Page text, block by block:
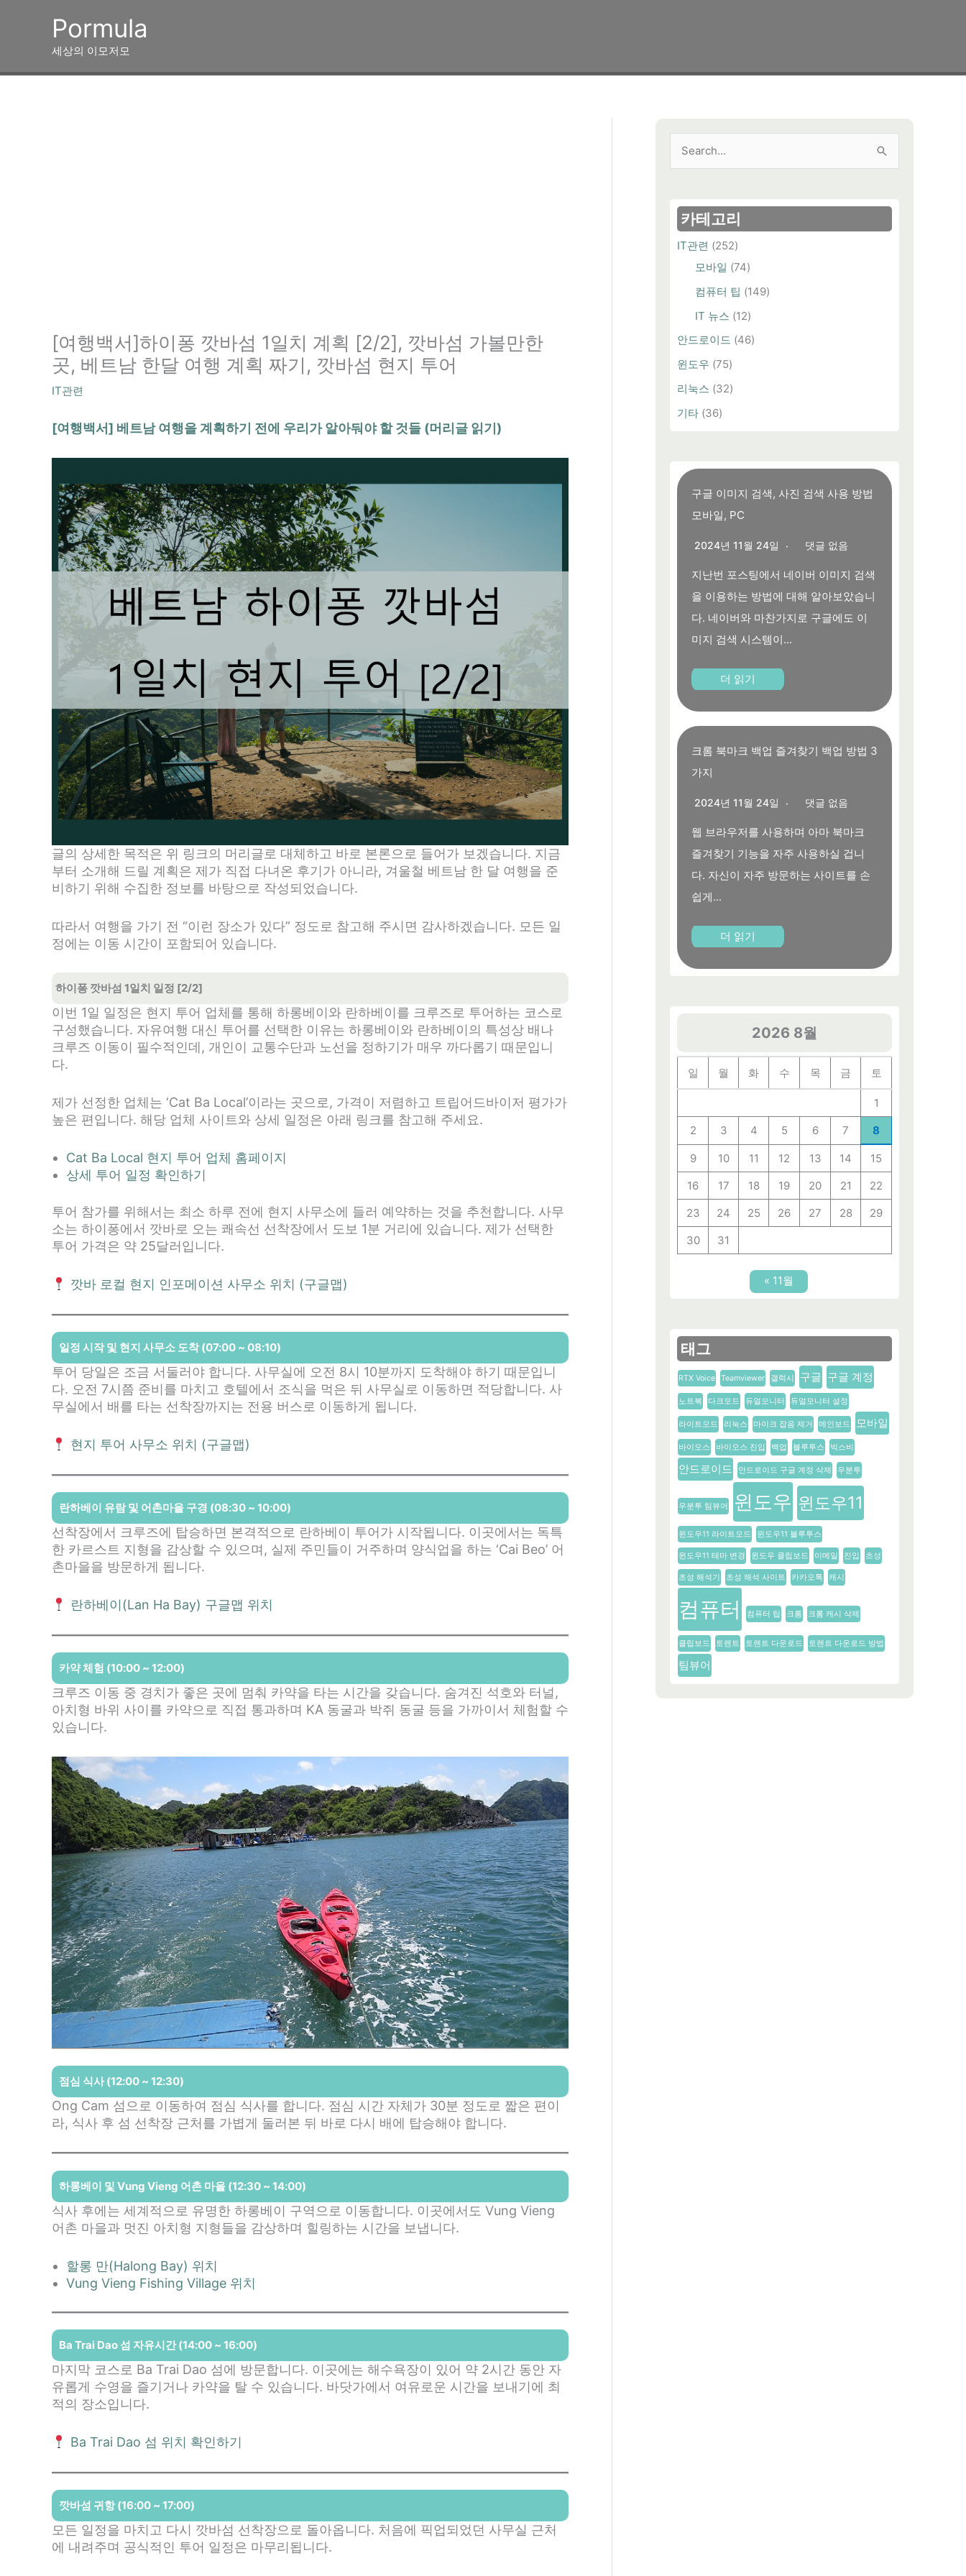
건
Pormula
세상의 이모저모
[여행백서]하이퐁 깟바섬 1일치 계획 [2/2], 깟바섬 가볼만한
곳, 베트남 한달 여행 계획 짜기, 깟바섬 현지 투어
IT관련
[여행백서] 베트남 여행을 계획하기 전에 우리가 알아둬야 할 것들 (머리글 읽기)
글의 상세한 목적은 위 링크의 머리글로 대체하고 바로 본론으로 들어가 보겠습니다. 지금
부터 소개해 드릴 계획은 제가 직접 다녀온 후기가 아니라, 겨울철 베트남 한 달 여행을 준
비하기 위해 수집한 정보를 바탕으로 작성되었습니다.
따라서 여행을 가기 전 “이런 장소가 있다” 정도로 참고해 주시면 감사하겠습니다. 모든 일
정에는 이동 시간이 포함되어 있습니다.
하이퐁 깟바섬 1일치 일정 [2/2]
이번 1일 일정은 현지 투어 업체를 통해 하롱베이와 란하베이를 크루즈로 투어하는 코스로
구성했습니다. 자유여행 대신 투어를 선택한 이유는 하롱베이와 란하베이의 특성상 배나
크루즈 이동이 필수적인데, 개인이 교통수단과 노선을 정하기가 매우 까다롭기 때문입니
다.
제가 선정한 업체는 ‘Cat Ba Local’이라는 곳으로, 가격이 저렴하고 트립어드바이저 평가가
높은 편입니다. 해당 업체 사이트와 상세 일정은 아래 링크를 참고해 주세요.
Cat Ba Local 현지 투어 업체 홈페이지
상세 투어 일정 확인하기
투어 참가를 위해서는 최소 하루 전에 현지 사무소에 들러 예약하는 것을 추천합니다. 사무
소는 하이퐁에서 깟바로 오는 쾌속선 선착장에서 도보 1분 거리에 있습니다. 제가 선택한
투어 가격은 약 25달러입니다.
깟바 로컬 현지 인포메이션 사무소 위치 (구글맵)
일정 시작 및 현지 사무소 도착 (07:00 ~ 08:10)
투어 당일은 조금 서둘러야 합니다. 사무실에 오전 8시 10분까지 도착해야 하기 때문입니
다. 오전 7시쯤 준비를 마치고 호텔에서 조식을 먹은 뒤 사무실로 이동하면 적당합니다. 사
무실에서 배를 타는 선착장까지는 전용 버스로 이동하게 됩니다.
현지 투어 사무소 위치 (구글맵)
란하베이 유람 및 어촌마을 구경 (08:30 ~ 10:00)
선착장에서 크루즈에 탑승하면 본격적으로 란하베이 투어가 시작됩니다. 이곳에서는 독특
한 카르스트 지형을 감상할 수 있으며, 실제 주민들이 거주하며 양식업을 하는 ‘Cai Beo’ 어
촌마을을 방문하게 됩니다.
란하베이(Lan Ha Bay) 구글맵 위치
카약 체험 (10:00 ~ 12:00)
크루즈 이동 중 경치가 좋은 곳에 멈춰 카약을 타는 시간을 갖습니다. 숨겨진 석호와 터널,
아치형 바위 사이를 카약으로 직접 통과하며 KA 동굴과 박쥐 동굴 등을 가까이서 체험할 수
있습니다.
점심 식사 (12:00 ~ 12:30)
Ong Cam 섬으로 이동하여 점심 식사를 합니다. 점심 시간 자체가 30분 정도로 짧은 편이
라, 식사 후 섬 선착장 근처를 가볍게 둘러본 뒤 바로 다시 배에 탑승해야 합니다.
하롱베이 및 Vung Vieng 어촌 마을 (12:30 ~ 14:00)
식사 후에는 세계적으로 유명한 하롱베이 구역으로 이동합니다. 이곳에서도 Vung Vieng
어촌 마을과 멋진 아치형 지형들을 감상하며 힐링하는 시간을 보냅니다.
할롱 만(Halong Bay) 위치
Vung Vieng Fishing Village 위치
Ba Trai Dao 섬 자유시간 (14:00 ~ 16:00)
마지막 코스로 Ba Trai Dao 섬에 방문합니다. 이곳에는 해수욕장이 있어 약 2시간 동안 자
유롭게 수영을 즐기거나 카약을 탈 수 있습니다. 바닷가에서 여유로운 시간을 보내기에 최
적의 장소입니다.
Ba Trai Dao 섬 위치 확인하기
깟바섬 귀항 (16:00 ~ 17:00)
모든 일정을 마치고 다시 깟바섬 선착장으로 돌아옵니다. 처음에 픽업되었던 사무실 근처
에 내려주며 공식적인 투어 일정은 마무리됩니다.
상
카테고리
IT관련 (252)
모바일 (74)
컴퓨터 팁 (149)
IT 뉴스 (12)
안드로이드 (46)
윈도우 (75)
리눅스 (32)
기타 (36)
구글 이미지 검색, 사진 검색 사용 방법
모바일, PC
2024년 11월 24일 댓글 없음
지난번 포스팅에서 네이버 이미지 검색
을 이용하는 방법에 대해 알아보았습니
다. 네이버와 마찬가지로 구글에도 이
미지 검색 시스템이...
더 읽기
크롬 북마크 백업 즐겨찾기 백업 방법 3
가지
2024년 11월 24일 댓글 없음
웹 브라우저를 사용하며 아마 북마크
즐겨찾기 기능을 자주 사용하실 겁니
다. 자신이 자주 방문하는 사이트를 손
쉽게...
더 읽기
2026 8월
일 월 화 수 목 금 토
1
2
3 4 5 6 7 8
9 10 11 12 13 14
15
16
17 18 19 20 21
22
23
24 25 26 27 28
29
30
31
« 11월
태그
RTX Voice Teamviewer 갤럭시 구글 구글 계정
노트북 다크모드 듀얼모니터 듀얼모니터 설정
라이트모드 리눅스 마이크 잡음 제거 메인보드 모바일
바이오스 바이오스 진입 백업 블루투스 빅스비
안드로이드 안드로이드 구글 계정 삭제 우분투
우분투 팀뷰어 윈도우 윈도우11
윈도우11 라이트모드 윈도우11 블루투스
윈도우11 테마 변경 윈도우 클립보드 이메일 진입 초성
초성 해석기 초성 해석 사이트 카카오톡 캐시
컴퓨터 컴퓨터 팁 크롬 크롬 캐시 삭제
클립보드 토렌트 토렌트 다운로드 토렌트 다운로드 방법
팀뷰어